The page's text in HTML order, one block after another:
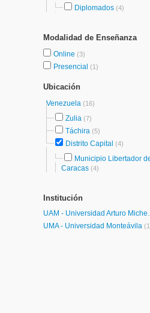
Diplomados (4)
Modalidad de Enseñanza
Online (3)
Presencial (1)
Ubicación
Venezuela (16)
Zulia (7)
Táchira (5)
Distrito Capital (4)
Municipio Libertador
Caracas (4)
Institución
UAM -
UMA - Universidad Monteávila